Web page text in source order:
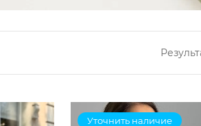
Уточнить наличие